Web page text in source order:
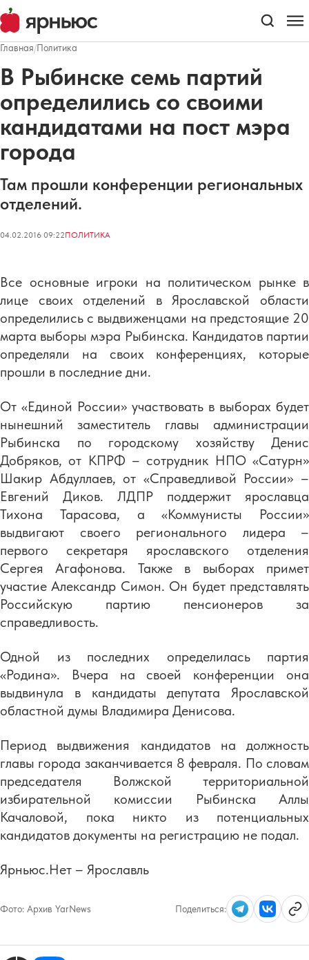
Главная/Политика
В Рыбинске семь партий
определились со своими
кандидатами на пост мэра
города
Там прошли конференции региональных
отделений.
04.02.2016 09:22ПОЛИТИКА
Все основные игроки на политическом рынке в
лице своих отделений в Ярославской области
определились с выдвиженцами на предстоящие 20
марта выборы мэра Рыбинска. Кандидатов партии
определяли на своих конференциях, которые
прошли в последние дни.
От «Единой России» участвовать в выборах будет
нынешний заместитель главы администрации
Рыбинска по городскому хозяйству Денис
Добряков, от КПРФ – сотрудник НПО «Сатурн»
Шакир Абдуллаев, от «Справедливой России» –
Евгений Диков. ЛДПР поддержит ярославца
Тихона Тарасова, а «Коммунисты России»
выдвигают своего регионального лидера –
первого секретаря ярославского отделения
Сергея Агафонова. Также в выборах примет
участие Александр Симон. Он будет представлять
Российскую партию пенсионеров за
справедливость.
Одной из последних определилась партия
«Родина». Вчера на своей конференции она
выдвинула в кандидаты депутата Ярославской
областной думы Владимира Денисова.
Период выдвижения кандидатов на должность
главы города заканчивается 8 февраля. По словам
председателя Волжской территориальной
избирательной комиссии Рыбинска Аллы
Качаловой, пока никто из потенциальных
кандидатов документы на регистрацию не подал.
Ярньюс.Нет – Ярославль
Фото: Архив YarNews Поделиться: